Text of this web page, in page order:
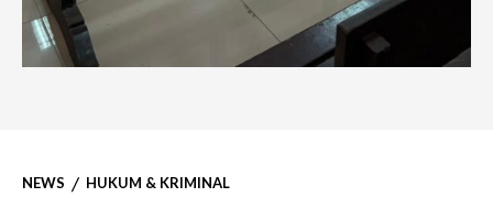
NEWS HUKUM & KRIMINAL